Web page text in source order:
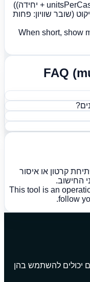
(שובר שוויון: פחות
When short, show
FAQ
קרטון או איסור
החישוב.
This tool is an
follow
יכולים להשתמש בהן